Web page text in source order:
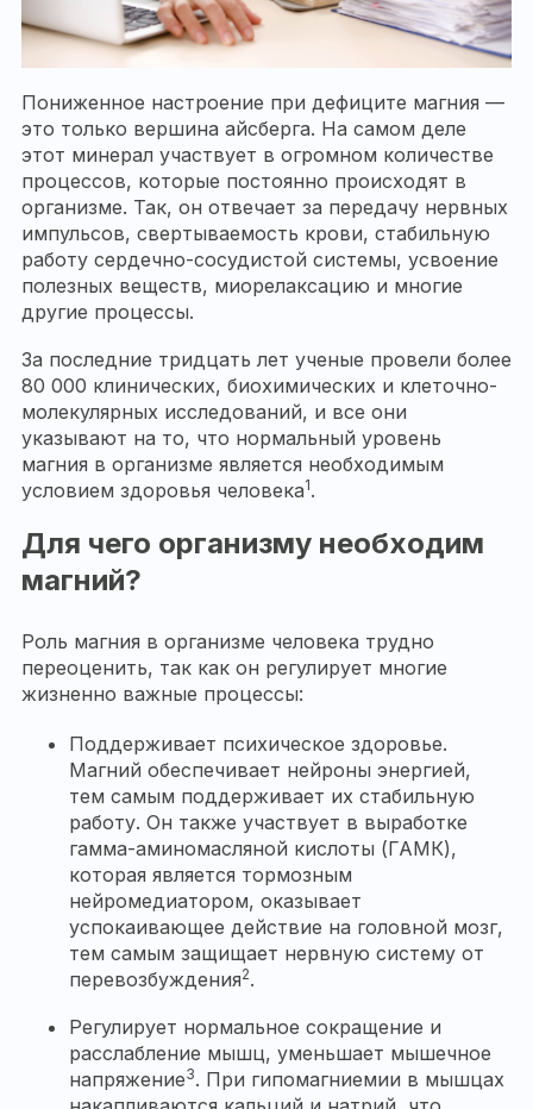
Пониженное настроение при дефиците магния —
это только вершина айсберга. На самом деле
этот минерал участвует в огромном количестве
процессов, которые постоянно происходят в
организме. Так, он отвечает за передачу нервных
импульсов, свертываемость крови, стабильную
работу сердечно-сосудистой системы, усвоение
полезных веществ, миорелаксацию и многие
другие процессы.
За последние тридцать лет ученые провели более
80 000 клинических, биохимических и клеточно-
молекулярных исследований, и все они
указывают на то, что нормальный уровень
магния в организме является необходимым
условием здоровья человека1.
Для чего организму необходим
магний?
Роль магния в организме человека трудно
переоценить, так как он регулирует многие
жизненно важные процессы:
Поддерживает психическое здоровье.
Магний обеспечивает нейроны энергией,
тем самым поддерживает их стабильную
работу. Он также участвует в выработке
гамма-аминомасляной кислоты (ГАМК),
которая является тормозным
нейромедиатором, оказывает
успокаивающее действие на головной мозг,
тем самым защищает нервную систему от
перевозбуждения2.
Регулирует нормальное сокращение и
расслабление мышц, уменьшает мышечное
напряжение3. При гипомагниемии в мышцах